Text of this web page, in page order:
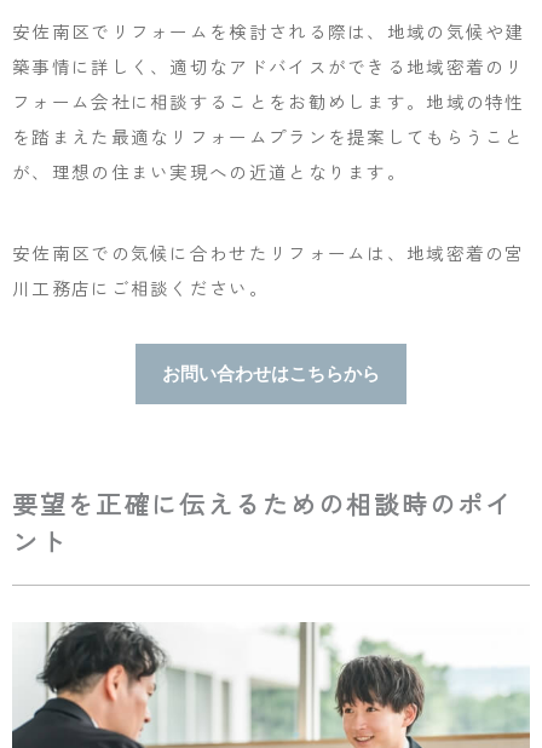
安佐南区でリフォームを検討される際は、地域の気候や建
築事情に詳しく、適切なアドバイスができる地域密着のリ
フォーム会社に相談することをお勧めします。地域の特性
を踏まえた最適なリフォームプランを提案してもらうこと
が、理想の住まい実現への近道となります。
安佐南区での気候に合わせたリフォームは、地域密着の宮
川工務店にご相談ください。
お問い合わせはこちらから
要望を正確に伝えるための相談時のポイ
ント